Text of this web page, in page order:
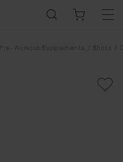
Pre-Workout Supplements Shots